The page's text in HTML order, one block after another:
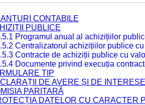
CONTABILE
PUBLICE
Programul anual al achizițiilor
Centralizatorul achizițiilor publice
Contracte de achiziții publice cu
Documente privind execuția
TIP
DE AVERE ȘI DE INTERESE
PARITARĂ
DATELOR CU CARACTER